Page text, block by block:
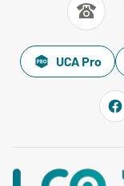
UCA Pro